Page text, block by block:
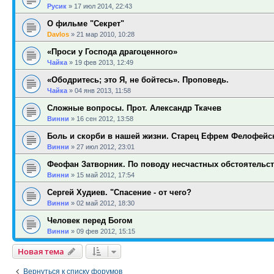
Русик » 17 июл 2014, 22:43
О фильме "Секрет"
Davlos » 21 мар 2010, 10:28
«Проси у Господа драгоценного»
Чайка » 19 фев 2013, 12:49
«Ободритесь; это Я, не бойтесь». Проповедь.
Чайка » 04 янв 2013, 11:58
Сложные вопросы. Прот. Александр Ткачев
Винни » 16 сен 2012, 13:58
Боль и скорби в нашей жизни. Старец Ефрем
Винни » 27 июл 2012, 23:01
Феофан Затворник. По поводу несчастных
Винни » 15 май 2012, 17:54
Сергей Худиев. "Спасение - от чего?
Винни » 02 май 2012, 18:30
Человек перед Богом
Винни » 09 фев 2012, 15:15
Новая тема
Вернуться к списку форумов